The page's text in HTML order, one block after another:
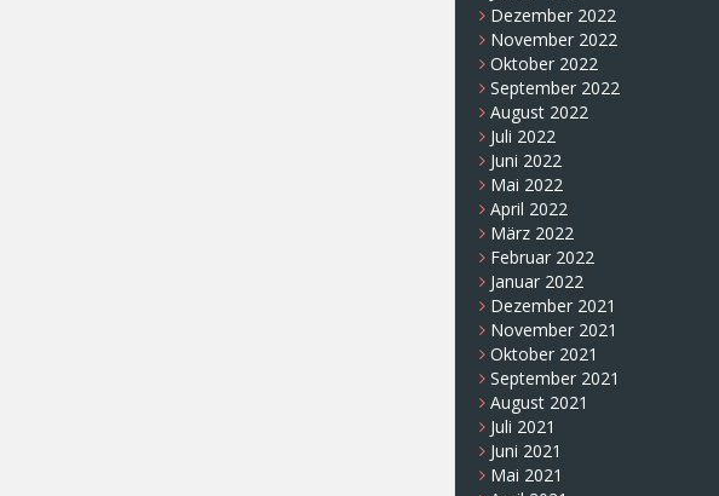
Dezember 2022
November 2022
Oktober 2022
September 2022
August 2022
Juli 2022
Juni 2022
Mai 2022
April 2022
März 2022
Februar 2022
Januar 2022
Dezember 2021
November 2021
Oktober 2021
September 2021
August 2021
Juli 2021
Juni 2021
Mai 2021